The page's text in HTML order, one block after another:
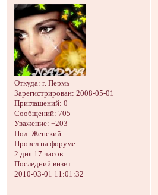
Откуда: г. Пермь
Зарегистрирован: 2008-05-01
Приглашений: 0
Сообщений: 705
Уважение: +203
Пол: Женский
Провел на форуме:
2 дня 17 часов
Последний визит:
2010-03-01 11:01:32